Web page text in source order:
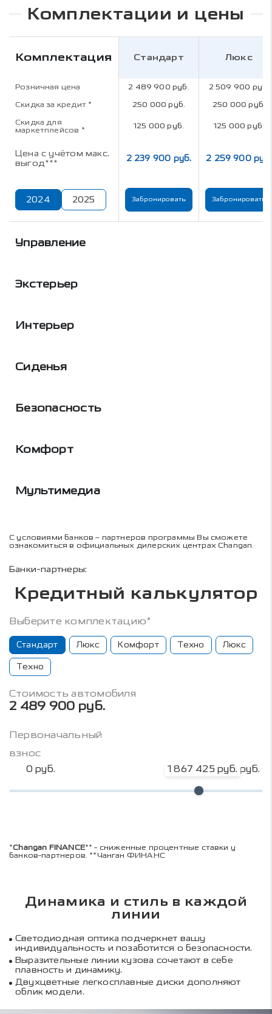
Комплектации и цены
Комплектация Стандарт Люкс
Розничная цена 2 489 900 руб. 2 509 900 руб.
Скидка за кредит * 250 000 руб. 250 000 руб.
Скидка для
маркетплейсов * 125 000 руб. 125 000 руб.
Цена с учётом макс.
выгод***
2 239 900 руб. 2 259 900 руб.
2024 2025 Забронировать Забронировать
Управление
Экстерьер
Интерьер
Сиденья
Безопасность
Комфорт
Мультимедиа
С условиями банков – партнеров программы Вы сможете
ознакомиться в официальных дилерских центрах Changan.
Банки-партнеры:
Кредитный калькулятор
Выберите комплектацию*
Стандарт Люкс Комфорт Техно Люкс
Техно
Стоимость автомобиля
2 489 900 руб.
Первоначальный
взнос
0 руб. 1 867 425 руб.
2 489 900 руб.
*Changan FINANCE** - сниженные процентные ставки у
банков-партнеров. **Чанган ФИНАНС
Динамика и стиль в каждой
линии
Светодиодная оптика подчеркнет вашу
индивидуальность и позаботится о безопасности.
Выразительные линии кузова сочетают в себе
плавность и динамику.
Двухцветные легкосплавные диски дополняют
облик модели.